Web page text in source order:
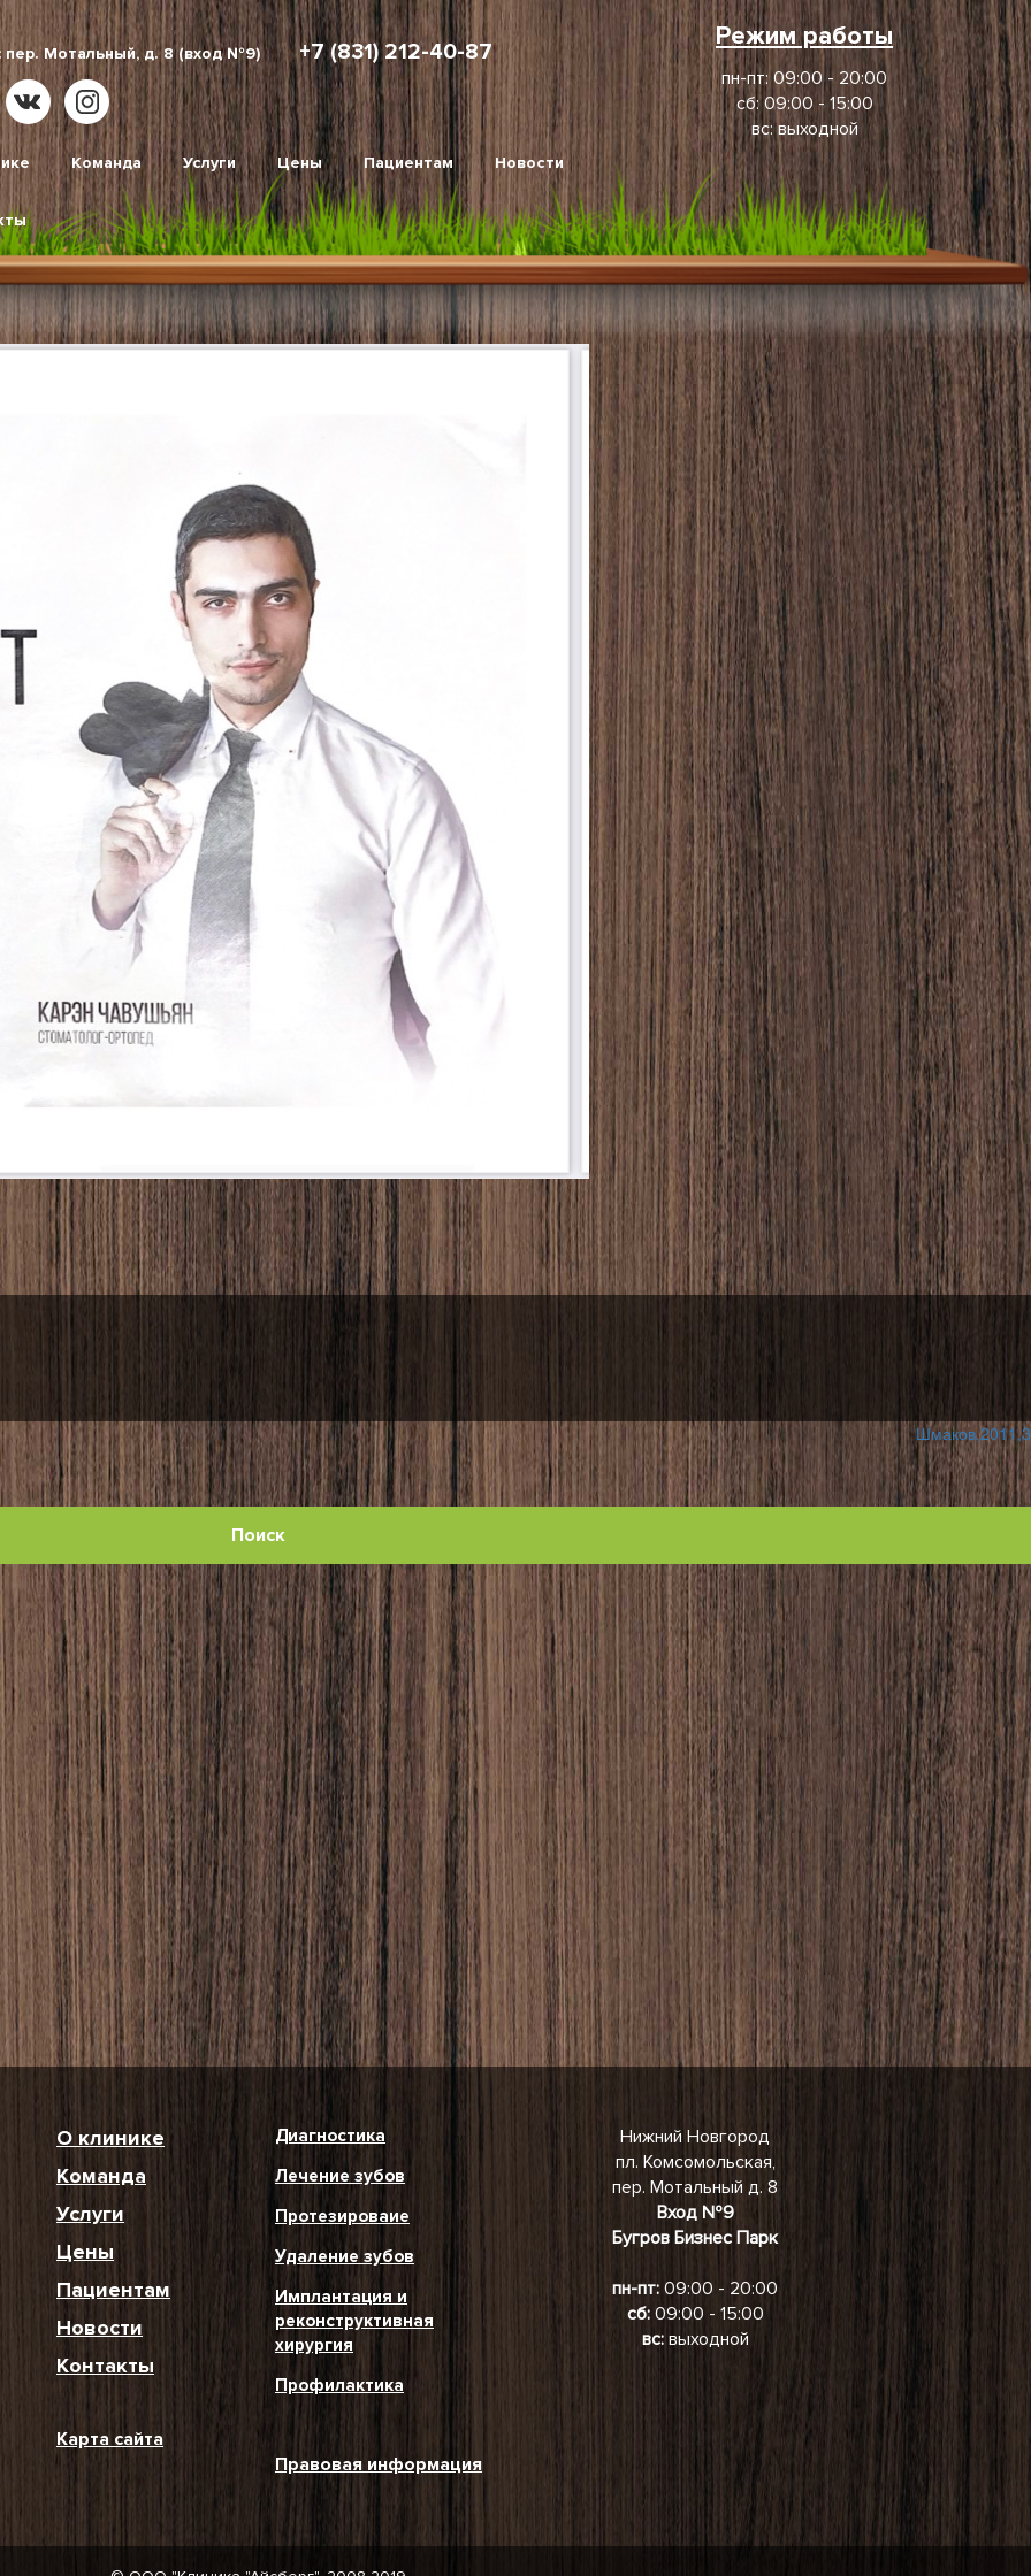
пер. Мотальный, д. 8 (вход №9) +7 (831) 212-40-87
Команда Услуги Цены Пациентам Новости
Режим работы
пн-пт: 09:00 - 20:00
сб: 09:00 - 15:00
вс: выходной
Шмаков,2011,3
О клинике
Команда
Услуги
Цены
Пациентам
Новости
Контакты
Карта сайта
Диагностика
Лечение зубов
Протезироваие
Удаление зубов
Имплантация и
реконструктивная
хирургия
Профилактика
Правовая информация
Нижний Новгород
пл. Комсомольская,
пер. Мотальный д. 8
Вход №9
Бугров Бизнес Парк
пн-пт: 09:00 - 20:00
сб:09:00 - 15:00
вс:выходной